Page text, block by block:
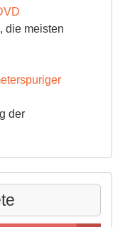
die meisten
der